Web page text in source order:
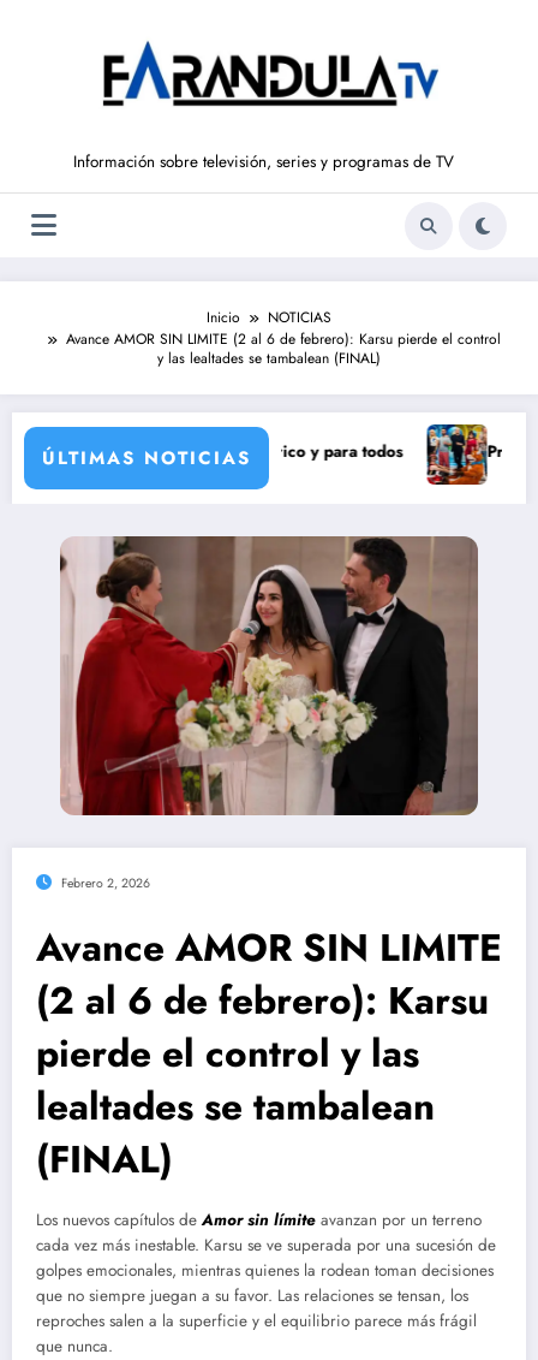
Información sobre televisión, series y programas de TV
Inicio
NOTICIAS
Avance AMOR SIN LIMITE (2 al 6 de febrero): Karsu pierde el control
y las lealtades se tambalean (FINAL)
ÚLTIMAS NOTICIAS
un eclipse solar histórico y para todos Pravia y
Febrero 2, 2026
Avance AMOR SIN LIMITE
(2 al 6 de febrero): Karsu
pierde el control y las
lealtades se tambalean
(FINAL)
Los nuevos capítulos deAmor sin límite avanzan por un terreno
cada vez más inestable. Karsu se ve superada por una sucesión de
golpes emocionales, mientras quienes la rodean toman decisiones
que no siempre juegan a su favor. Las relaciones se tensan, los
reproches salen a la superficie y el equilibrio parece más frágil
que nunca.